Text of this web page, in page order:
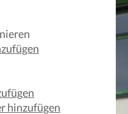
hinzufügen